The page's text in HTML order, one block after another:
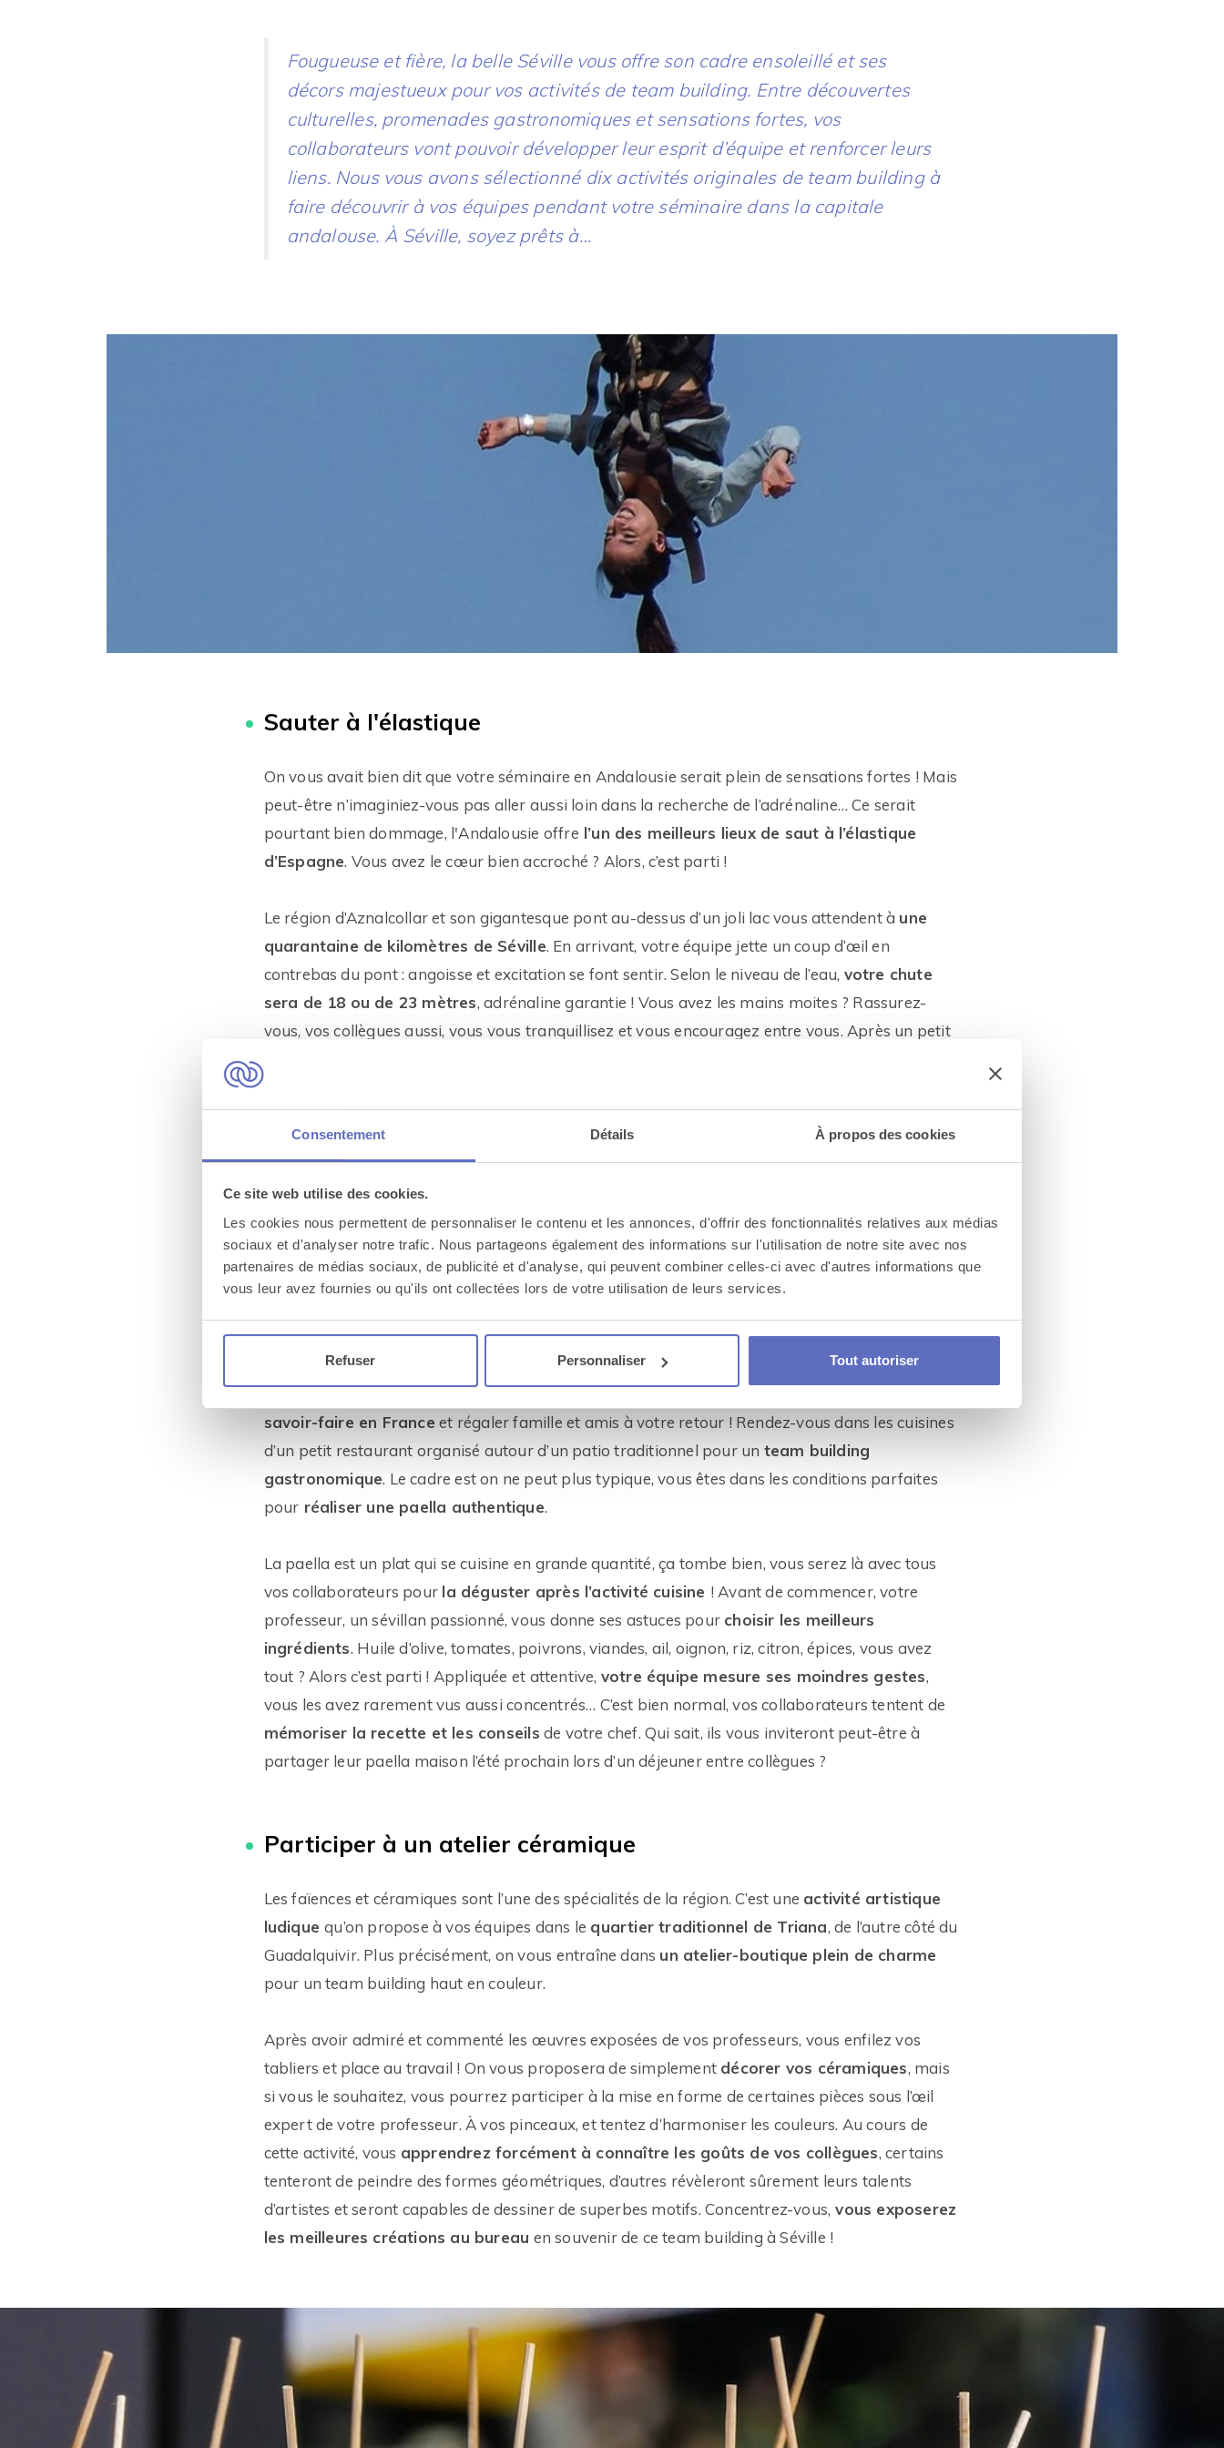
Consentement Détails À propos des cookies
Ce site web utilise des cookies.
Les cookies nous permettent de personnaliser le contenu et les annonces, d'offrir des fonctionnalités relatives aux médias
sociaux et d'analyser notre trafic. Nous partageons également des informations sur l'utilisation de notre site avec nos
partenaires de médias sociaux, de publicité et d'analyse, qui peuvent combiner celles-ci avec d'autres informations que
vous leur avez fournies ou qu'ils ont collectées lors de votre utilisation de leurs services.
Refuser Personnaliser Tout autoriser
Fougueuse et fière, la belle Séville vous offre son cadre ensoleillé et ses
décors majestueux pour vos activités de team building. Entre découvertes
culturelles, promenades gastronomiques et sensations fortes, vos
collaborateurs vont pouvoir développer leur esprit d’équipe et renforcer leurs
liens. Nous vous avons sélectionné dix activités originales de team building à
faire découvrir à vos équipes pendant votre séminaire dans la capitale
andalouse. À Séville, soyez prêts à…
Sauter à l'élastique
On vous avait bien dit que votre séminaire en Andalousie serait plein de sensations fortes ! Mais
peut-être n’imaginiez-vous pas aller aussi loin dans la recherche de l’adrénaline… Ce serait
pourtant bien dommage, l'Andalousie offre l’un des meilleurs lieux de saut à l’élastique
d’Espagne. Vous avez le cœur bien accroché ? Alors, c’est parti !
Le région d’Aznalcollar et son gigantesque pont au-dessus d’un joli lac vous attendent à une
quarantaine de kilomètres de Séville. En arrivant, votre équipe jette un coup d’œil en
contrebas du pont : angoisse et excitation se font sentir. Selon le niveau de l’eau, votre chute
sera de 18 ou de 23 mètres, adrénaline garantie ! Vous avez les mains moites ? Rassurez-
vous, vos collègues aussi, vous vous tranquillisez et vous encouragez entre vous. Après un petit
de partage, le pont comporte deux zones de saut, on vous propose de vous jeter dans le vide
deux par deux. On n’a aucun doute qu’une telle expérience tisse des liens indestructibles !
laissez l’adrénaline vous gagner dans
revivre en vidéo sur une clé USB à ramener au bureau !
L’Andalousie a beau avoir ses particularités, elle n’en est pas moins espagnole et prépare la
savoir-faire en France et régaler famille et amis à votre retour ! Rendez-vous dans les cuisines
d’un petit restaurant organisé autour d’un patio traditionnel pour un team building
gastronomique. Le cadre est on ne peut plus typique, vous êtes dans les conditions parfaites
pour réaliser une paella authentique.
La paella est un plat qui se cuisine en grande quantité, ça tombe bien, vous serez là avec tous
vos collaborateurs pour la déguster après l’activité cuisine ! Avant de commencer, votre
professeur, un sévillan passionné, vous donne ses astuces pour choisir les meilleurs
ingrédients. Huile d’olive, tomates, poivrons, viandes, ail, oignon, riz, citron, épices, vous avez
tout ? Alors c’est parti ! Appliquée et attentive, votre équipe mesure ses moindres gestes,
vous les avez rarement vus aussi concentrés… C’est bien normal, vos collaborateurs tentent de
mémoriser la recette et les conseils de votre chef. Qui sait, ils vous inviteront peut-être à
partager leur paella maison l’été prochain lors d’un déjeuner entre collègues ?
Participer à un atelier céramique
Les faïences et céramiques sont l’une des spécialités de la région. C’est une activité artistique
ludiquequ’on propose à vos équipes dans le quartier traditionnel de Triana, de l’autre côté du
Guadalquivir. Plus précisément, on vous entraîne dans un atelier-boutique plein de charme
pour un team building haut en couleur.
Après avoir admiré et commenté les œuvres exposées de vos professeurs, vous enfilez vos
tabliers et place au travail ! On vous proposera de simplement décorer vos céramiques, mais
si vous le souhaitez, vous pourrez participer à la mise en forme de certaines pièces sous l’œil
expert de votre professeur. À vos pinceaux, et tentez d’harmoniser les couleurs. Au cours de
cette activité, vous apprendrez forcément à connaître les goûts de vos collègues, certains
tenteront de peindre des formes géométriques, d’autres révèleront sûrement leurs talents
d’artistes et seront capables de dessiner de superbes motifs. Concentrez-vous, vous exposerez
les meilleures créations au bureau en souvenir de ce team building à Séville !